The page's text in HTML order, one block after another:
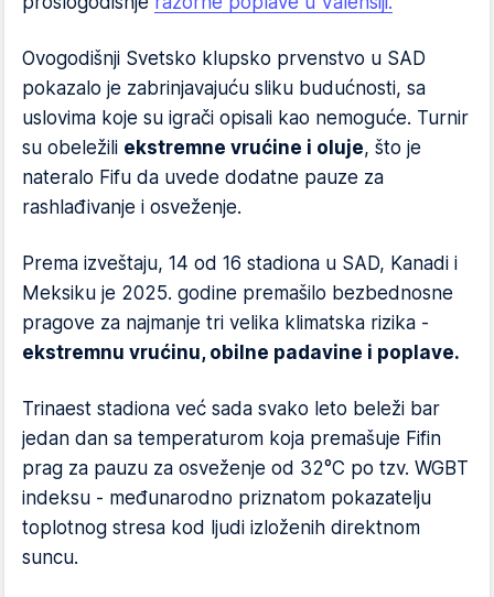
Ovogodišnji Svetsko klupsko prvenstvo u SAD
pokazalo je zabrinjavajuću sliku budućnosti, sa
uslovima koje su igrači opisali kao nemoguće. Turnir
su obeležili ekstremne vrućine i oluje, što je
nateralo Fifu da uvede dodatne pauze za
rashlađivanje i osveženje.
Prema izveštaju, 14 od 16 stadiona u SAD, Kanadi i
Meksiku je 2025. godine premašilo bezbednosne
pragove za najmanje tri velika klimatska rizika -
ekstremnu vrućinu, obilne padavine i poplave.
Trinaest stadiona već sada svako leto beleži bar
jedan dan sa temperaturom koja premašuje Fifin
prag za pauzu za osveženje od 32°C po tzv. WGBT
indeksu - međunarodno priznatom pokazatelju
toplotnog stresa kod ljudi izloženih direktnom
suncu.